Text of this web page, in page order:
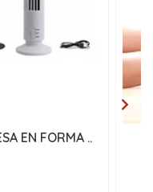
EN FORMA ..